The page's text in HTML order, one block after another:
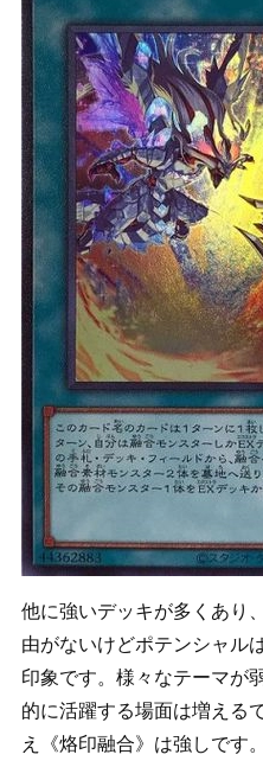
他に強いデッキが多くあり
由がないけどポテンシャル
印象です。様々なテーマが
的に活躍する場面は増える
え《烙印融合》は強しです。